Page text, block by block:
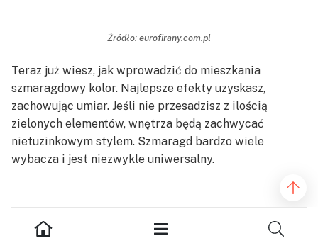
Źródło: eurofirany.com.pl
Teraz już wiesz, jak wprowadzić do mieszkania
szmaragdowy kolor. Najlepsze efekty uzyskasz,
zachowując umiar. Jeśli nie przesadzisz z ilością
zielonych elementów, wnętrza będą zachwycać
nietuzinkowym stylem. Szmaragd bardzo wiele
wybacza i jest niezwykle uniwersalny.